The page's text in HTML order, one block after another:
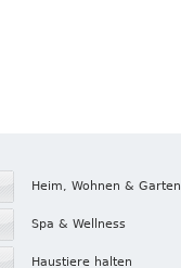
Heim, Wohnen & Garten
Spa & Wellness
Haustiere halten